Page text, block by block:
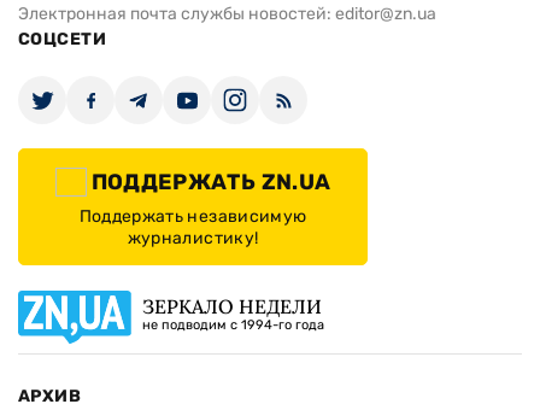
Электронная почта службы новостей: editor@zn.ua
СОЦСЕТИ
ПОДДЕРЖАТЬ ZN.UA
Поддержать независимую
журналистику!
ЗЕРКАЛО НЕДЕЛИ
не подводим с 1994-го года
АРХИВ